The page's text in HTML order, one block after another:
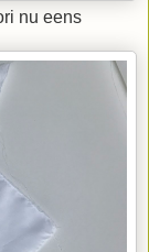
nu eens